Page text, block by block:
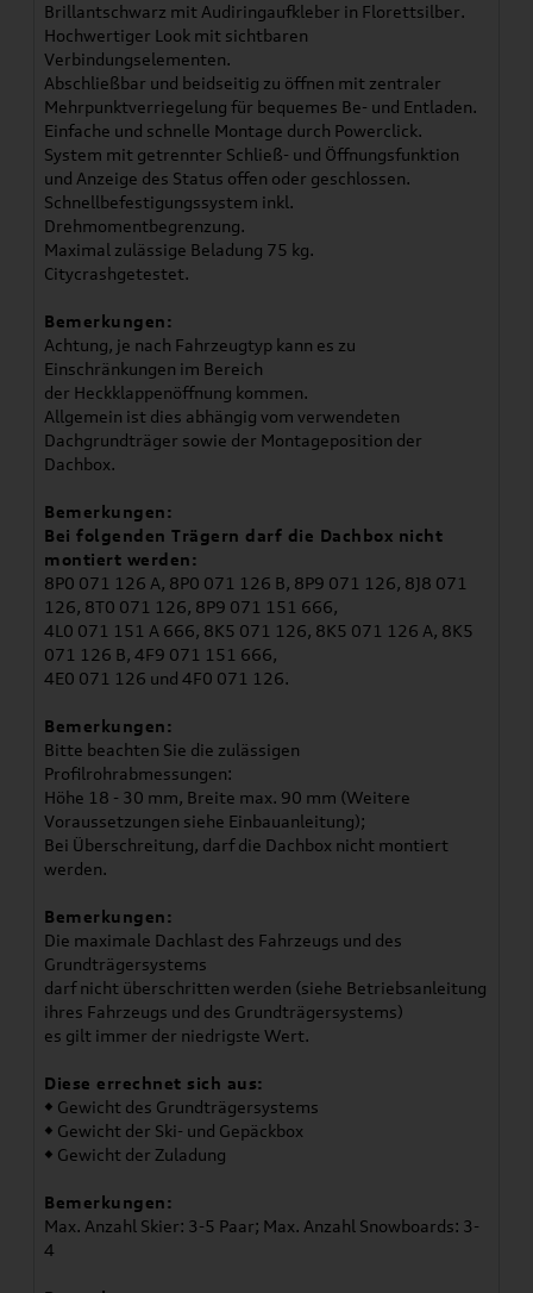
Brillantschwarz mit Audiringaufkleber in Florettsilber.
Hochwertiger Look mit sichtbaren
Verbindungselementen.
Abschließbar und beidseitig zu öffnen mit zentraler
Mehrpunktverriegelung für bequemes Be- und Entladen.
Einfache und schnelle Montage durch Powerclick.
System mit getrennter Schließ- und Öffnungsfunktion
und Anzeige des Status offen oder geschlossen.
Schnellbefestigungssystem inkl.
Drehmomentbegrenzung.
Maximal zulässige Beladung 75 kg.
Citycrashgetestet.
Bemerkungen:
Achtung, je nach Fahrzeugtyp kann es zu
Einschränkungen im Bereich
der Heckklappenöffnung kommen.
Allgemein ist dies abhängig vom verwendeten
Dachgrundträger sowie der Montageposition der
Dachbox.
Bemerkungen:
Bei folgenden Trägern darf die Dachbox nicht
montiert werden:
8P0 071 126 A, 8P0 071 126 B, 8P9 071 126, 8J8 071
126, 8T0 071 126, 8P9 071 151 666,
4L0 071 151 A 666, 8K5 071 126, 8K5 071 126 A, 8K5
071 126 B, 4F9 071 151 666,
4E0 071 126 und 4F0 071 126.
Bemerkungen:
Bitte beachten Sie die zulässigen
Profilrohrabmessungen:
Höhe 18 - 30 mm, Breite max. 90 mm (Weitere
Voraussetzungen siehe Einbauanleitung);
Bei Überschreitung, darf die Dachbox nicht montiert
werden.
Bemerkungen:
Die maximale Dachlast des Fahrzeugs und des
Grundträgersystems
darf nicht überschritten werden (siehe Betriebsanleitung
ihres Fahrzeugs und des Grundträgersystems)
es gilt immer der niedrigste Wert.
Diese errechnet sich aus:
◆ Gewicht des Grundträgersystems
◆ Gewicht der Ski- und Gepäckbox
◆ Gewicht der Zuladung
Bemerkungen:
Max. Anzahl Skier: 3-5 Paar; Max. Anzahl Snowboards: 3-
4